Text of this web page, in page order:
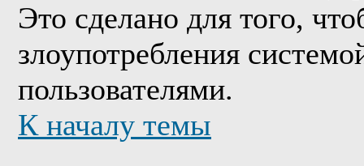
Это сделано для того,
злоупотребления
пользователями.
К началу темы